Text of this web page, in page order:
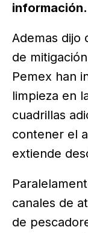
información.
Ademas dijo
de
Pemex han
limpieza en
cuadrillas
contener el
extiende
canales de
de